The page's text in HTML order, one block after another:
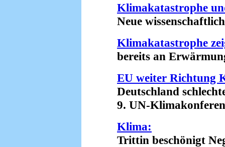
Klimakatastrophe
Neue
Klimakatastrophe
bereits an
EU weiter Richtung
Deutschland
9. UN-
Klima:
Trittin beschönigt